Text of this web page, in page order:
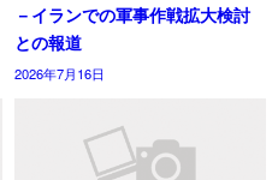
－イランでの軍事作戦拡大検討
との報道
2026年7月16日